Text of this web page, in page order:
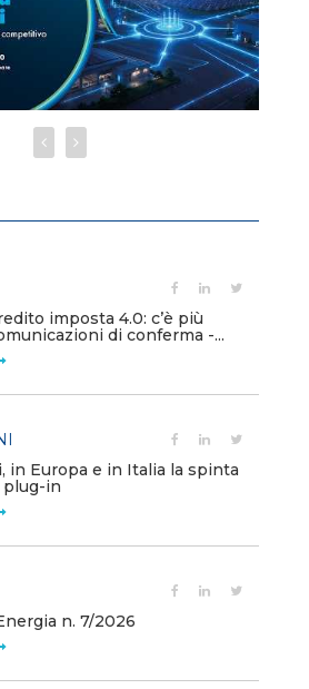
imposta 4.0: c’è più
di conferma -...
in Europa e in Italia la spinta
plug-in
n. 7/2026